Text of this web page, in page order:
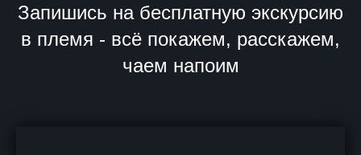
Запишись на бесплатную экскурсию
в племя - всё покажем, расскажем,
чаем напоим